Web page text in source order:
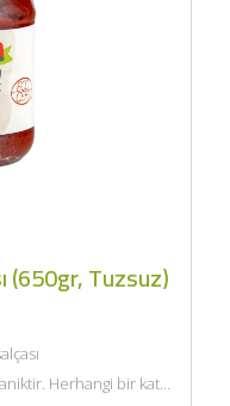
Herhangi bir katkı